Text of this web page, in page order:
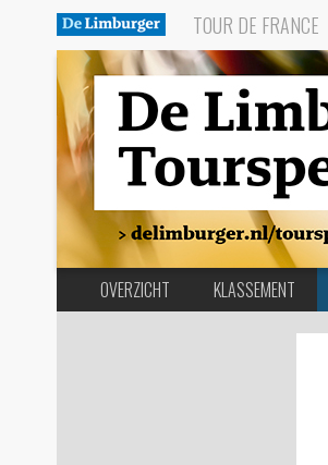
TOUR DE FRANCE
OVERZICHT KLASSEMENT